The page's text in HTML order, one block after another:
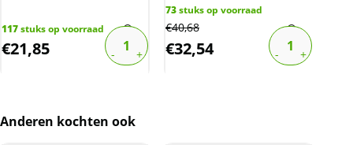
117stuks op voorraad
€21,85
73stuks op voorraad
€40,68
€32,54
Anderen kochten ook